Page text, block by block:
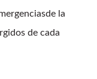
la
de cada